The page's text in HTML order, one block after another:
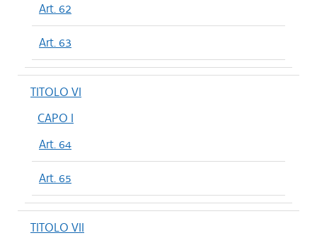
Art. 62
Art. 63
TITOLO VI
CAPO I
Art. 64
Art. 65
TITOLO VII